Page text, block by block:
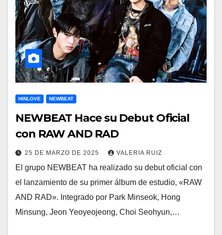
HINLOVE NEWBEAT
NEWBEAT Hace su Debut Oficial
con RAW AND RAD
25 DE MARZO DE 2025 VALERIA RUIZ
El grupo NEWBEAT ha realizado su debut oficial con
el lanzamiento de su primer álbum de estudio, «RAW
AND RAD». Integrado por Park Minseok, Hong
Minsung, Jeon Yeoyeojeong, Choi Seohyun,…